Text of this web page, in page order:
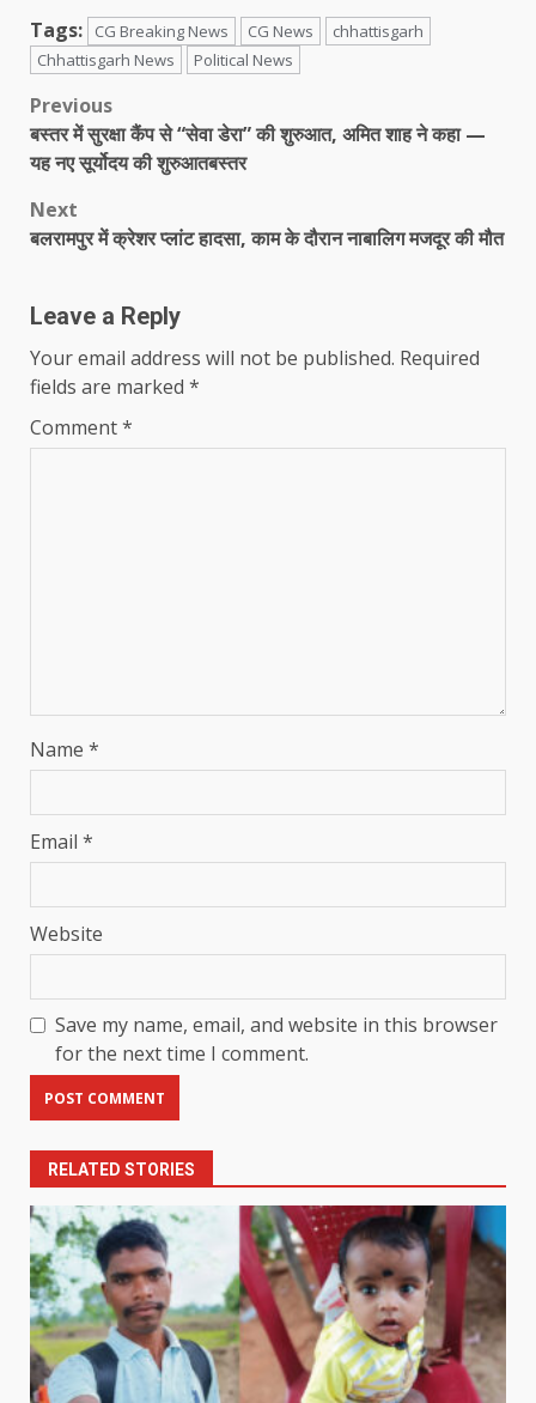
Tags: CG Breaking News CG News
chhattisgarh
Chhattisgarh News
Political News
Post
navigation
Previous
बस्तर में सुरक्षा कैंप से “सेवा डेरा” की शुरुआत, अमित शाह ने कहा —
यह नए सूर्योदय की शुरुआतबस्तर
Next
बलरामपुर में क्रेशर प्लांट हादसा, काम के दौरान नाबालिग मजदूर की मौत
Leave a Reply
Your email address will not be published. Required
fields are marked *
Comment*
Name *
Email *
Website
Save my name, email, and website in this browser
for the next time I comment.
RELATED STORIES